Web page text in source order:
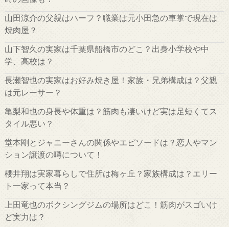
山田涼介の父親はハーフ？職業は元小田急の車掌で現在は
焼肉屋？
山下智久の実家は千葉県船橋市のどこ？出身小学校や中
学、高校は？
長瀬智也の実家はお好み焼き屋！家族・兄弟構成は？父親
は元レーサー？
亀梨和也の身長や体重は？筋肉も凄いけど実は足短くてス
タイル悪い？
堂本剛とジャニーさんの関係やエピソードは？恋人やマン
ション譲渡の噂について！
櫻井翔は実家暮らしで住所は梅ヶ丘？家族構成は？エリー
ト一家って本当？
上田竜也のボクシングジムの場所はどこ！筋肉がスゴいけ
ど実力は？